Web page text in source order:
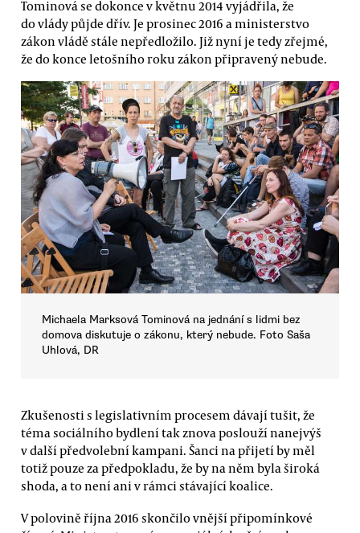
Tominová se dokonce v květnu 2014 vyjádřila, že
do vlády půjde dřív. Je prosinec 2016 a ministerstvo
zákon vládě stále nepředložilo. Již nyní je tedy zřejmé,
že do konce letošního roku zákon připravený nebude.
Michaela Marksová Tominová na jednání s lidmi bez
domova diskutuje o zákonu, který nebude. Foto Saša
Uhlová, DR
Zkušenosti s legislativním procesem dávají tušit, že
téma sociálního bydlení tak znova poslouží nanejvýš
v další předvolební kampani. Šanci na přijetí by měl
totiž pouze za předpokladu, že by na něm byla široká
shoda, a to není ani v rámci stávající koalice.
V polovině října 2016 skončilo vnější připomínkové